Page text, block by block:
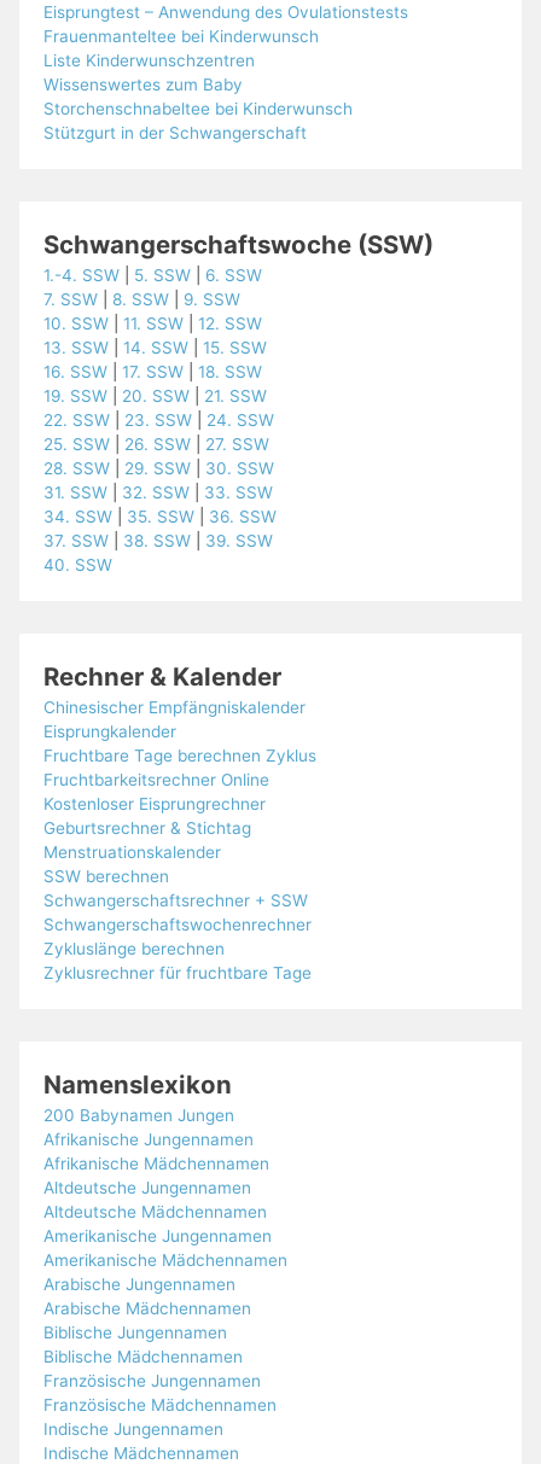
Eisprungtest – Anwendung des Ovulationstests
Frauenmanteltee bei Kinderwunsch
Liste Kinderwunschzentren
Wissenswertes zum Baby
Storchenschnabeltee bei Kinderwunsch
Stützgurt in der Schwangerschaft
Schwangerschaftswoche (SSW)
1.-4. SSW 5. SSW
6. SSW
7. SSW
8. SSW
9. SSW
10. SSW |11. SSW |12. SSW
13. SSW |14. SSW |15. SSW
16. SSW |17. SSW |18. SSW
19. SSW
20. SSW
21. SSW
22. SSW
23. SSW
24. SSW
25. SSW
26. SSW
27. SSW
28. SSW
29. SSW
30. SSW
31. SSW
32. SSW
33. SSW
34. SSW
35. SSW
36. SSW
37. SSW
38. SSW
39. SSW
40. SSW
Rechner & Kalender
Chinesischer Empfängniskalender
Eisprungkalender
Fruchtbare Tage berechnen Zyklus
Fruchtbarkeitsrechner Online
Kostenloser Eisprungrechner
Geburtsrechner & Stichtag
Menstruationskalender
SSW berechnen
Schwangerschaftsrechner + SSW
Schwangerschaftswochenrechner
Zykluslänge berechnen
Zyklusrechner für fruchtbare Tage
Namenslexikon
200 Babynamen Jungen
Afrikanische Jungennamen
Afrikanische Mädchennamen
Altdeutsche Jungennamen
Altdeutsche Mädchennamen
Amerikanische Jungennamen
Amerikanische Mädchennamen
Arabische Jungennamen
Arabische Mädchennamen
Biblische Jungennamen
Biblische Mädchennamen
Französische Jungennamen
Französische Mädchennamen
Indische Jungennamen
Indische Mädchennamen